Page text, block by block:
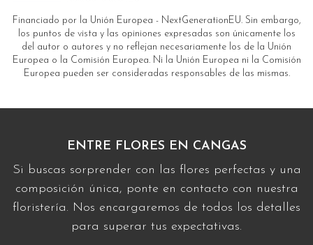
Financiado por la Unión Europea - NextGenerationEU. Sin embargo,
los puntos de vista y las opiniones expresadas son únicamente los
del autor o autores y no reflejan necesariamente los de la Unión
Europea o la Comisión Europea. Ni la Unión Europea ni la Comisión
Europea pueden ser consideradas responsables de las mismas.
ENTRE FLORES EN CANGAS
Si buscas sorprender con las flores perfectas y una
composición única, ponte en contacto con nuestra
floristería. Nos encargaremos de todos los detalles
para superar tus expectativas.